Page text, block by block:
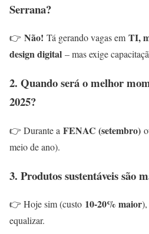
Serrana?
👉 Não! Tá gerando vagas em TI,
design digital – mas exige
2. Quando será o melhor
2025?
👉 Durante a FENAC (setembro)
meio de ano).
3. Produtos sustentáveis são
👉 Hoje sim (custo 10-20% maior),
equalizar.